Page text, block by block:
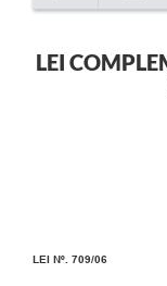
Contato
REQUERIMENTO DE
QUESTIONÁRIO PPA
ORÇAMENTO
A Prefeitura
LEI
LEI Nº. 709/06